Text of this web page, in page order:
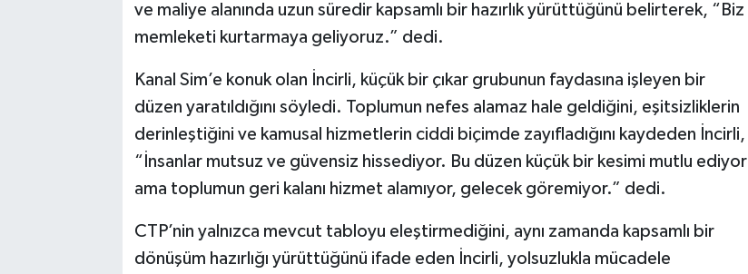
ve maliye alanında uzun süredir kapsamlı bir hazırlık yürüttüğünü belirterek, “Biz
memleketi kurtarmaya geliyoruz.” dedi.
Kanal Sim’e konuk olan İncirli, küçük bir çıkar grubunun faydasına işleyen bir
düzen yaratıldığını söyledi. Toplumun nefes alamaz hale geldiğini, eşitsizliklerin
derinleştiğini ve kamusal hizmetlerin ciddi biçimde zayıfladığını kaydeden İncirli,
“İnsanlar mutsuz ve güvensiz hissediyor. Bu düzen küçük bir kesimi mutlu ediyor
ama toplumun geri kalanı hizmet alamıyor, gelecek göremiyor.” dedi.
CTP’nin yalnızca mevcut tabloyu eleştirmediğini, aynı zamanda kapsamlı bir
dönüşüm hazırlığı yürüttüğünü ifade eden İncirli, yolsuzlukla mücadele